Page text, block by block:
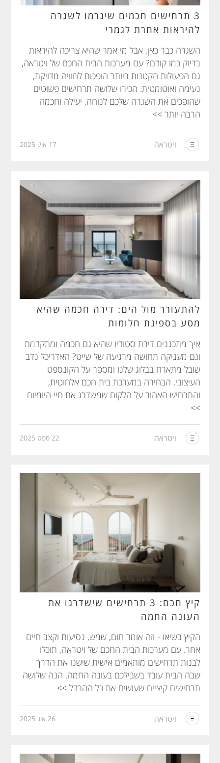
3 תרחישים חכמים שיגרמו לשגרה
להיראות אחרת לגמרי
השגרה כבר כאן, אבל מי אמר שהיא צריכה להיראות
בדיוק כמו קודם? עם מערכות הבית החכם של ויטראה,
גם הפעולות הקטנות ביותר הופכות לחוויה מדויקת,
נעימה ואוטומטית. הכירו שלושה תרחישים פשוטים
שהופכים את השגרה שלכם לנוחה, יעילה וחכמה
הרבה יותר >>
ויטראה 17 אוק 2025
להתעורר מול הים: דירה חכמה שהיא
מסע בספינת חלומות
איך מתכננים דירת סטודיו שהיא גם חכמה ומתקדמת
וגם מעניקה תחושה מרגיעה של שייט? האדריכל נדב
שובל מתארח בבלוג שלנו ומספר על הקונספט
העיצובי, הבחירה במערכת בית חכם אלחוטית,
והתרחיש האהוב על הלקוח שמשדרג את חיי היומיום
>>
ויטראה 22 ספט 2025
קיץ חכם: 3 תרחישים שישדרגו את
העונה החמה
הקיץ בשיאו - וזה אומר חום, שמש, נסיעות וקצב חיים
אחר. עם מערכות הבית החכם של ויטראה, תוכלו
לבנות תרחישים מותאמים אישית שישנו את הדרך
שבה הבית עובד בשבילכם בעונה החמה. הנה שלושה
תרחישים קיציים שעושים את כל ההבדל >>
ויטראה 26 אוג 2025